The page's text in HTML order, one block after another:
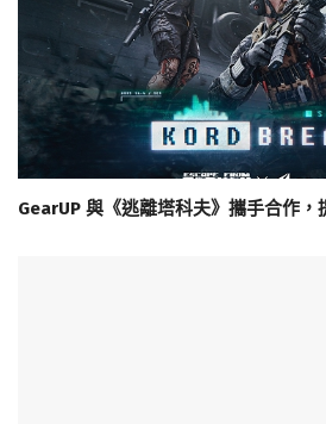
GearUP 與《逃離塔科夫》攜手合作